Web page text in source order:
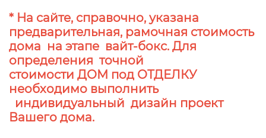
* На сайте, справочно, указана
предварительная, рамочная стоимость
дома на этапе вайт-бокс. Для
определения точной
стоимости ДОМ под ОТДЕЛКУ
необходимо выполнить
индивидуальный дизайн проект
Вашего дома.